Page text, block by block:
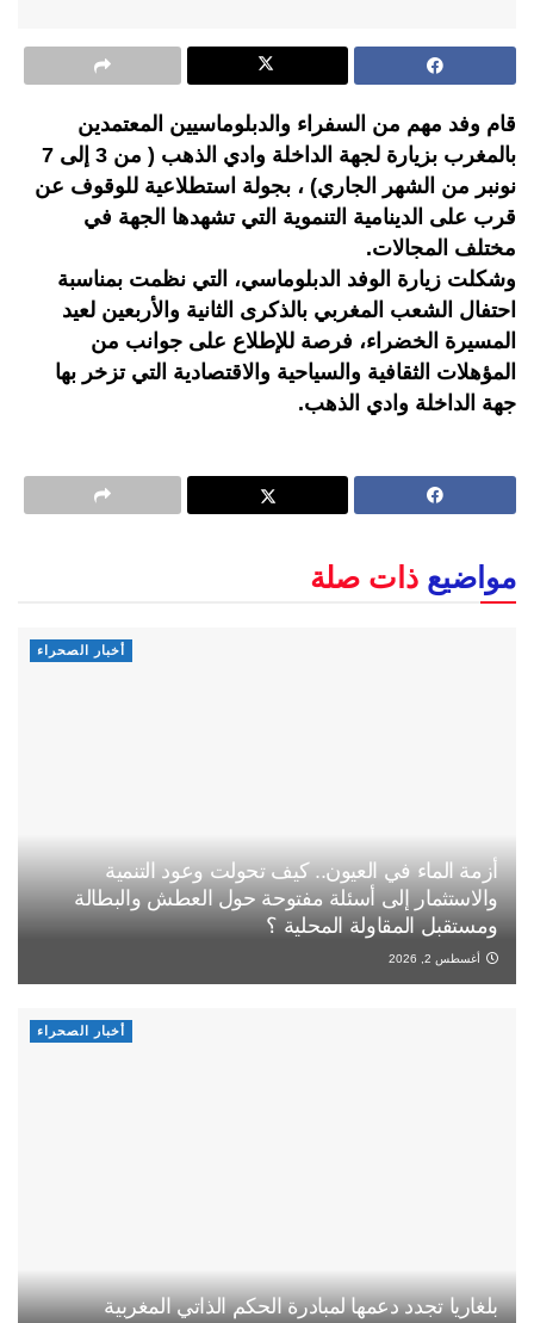
قام وفد مهم من السفراء والدبلوماسيين المعتمدين
بالمغرب بزيارة لجهة الداخلة وادي الذهب ( من 3 إلى 7
نونبر من الشهر الجاري) ، بجولة استطلاعية للوقوف عن
قرب على الدينامية التنموية التي تشهدها الجهة في
مختلف المجالات.
وشكلت زيارة الوفد الدبلوماسي، التي نظمت بمناسبة
احتفال الشعب المغربي بالذكرى الثانية والأربعين لعيد
المسيرة الخضراء، فرصة للإطلاع على جوانب من
المؤهلات الثقافية والسياحية والاقتصادية التي تزخر بها
جهة الداخلة وادي الذهب.
مواضيع ذات صلة
أخبار الصحراء
أزمة الماء في العيون.. كيف تحولت وعود التنمية
والاستثمار إلى أسئلة مفتوحة حول العطش والبطالة
ومستقبل المقاولة المحلية ؟
أغسطس 2, 2026
أخبار الصحراء
بلغاريا تجدد دعمها لمبادرة الحكم الذاتي المغربية